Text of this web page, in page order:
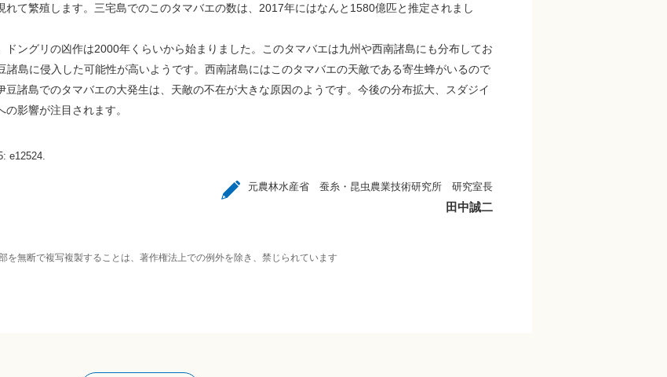
て繁殖します。三宅島でのこのタマバエの数は、2017年にはなんと1580億匹と推定されまし
ングリの凶作は2000年くらいから始まりました。このタマバエは九州や西南諸島にも分布してお
諸島に侵入した可能性が高いようです。西南諸島にはこのタマバエの天敵である寄生蜂がいるので
諸島でのタマバエの大発生は、天敵の不在が大きな原因のようです。今後の分布拡大、スダジイ
影響が注目されます。
e12524.
元農林水産省 蚕糸・昆虫農業技術研究所 研究室長
田中誠二
を無断で複写複製することは、著作権法上での例外を除き、禁じられています